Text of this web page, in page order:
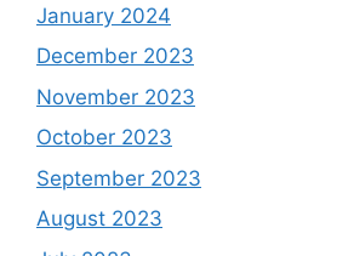
January 2024
December 2023
November 2023
October 2023
September 2023
August 2023